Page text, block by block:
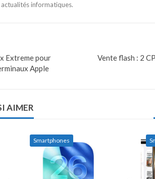
informatiques.
Extreme pour
Apple
Vente flash : 2
AIMER
Smartphones